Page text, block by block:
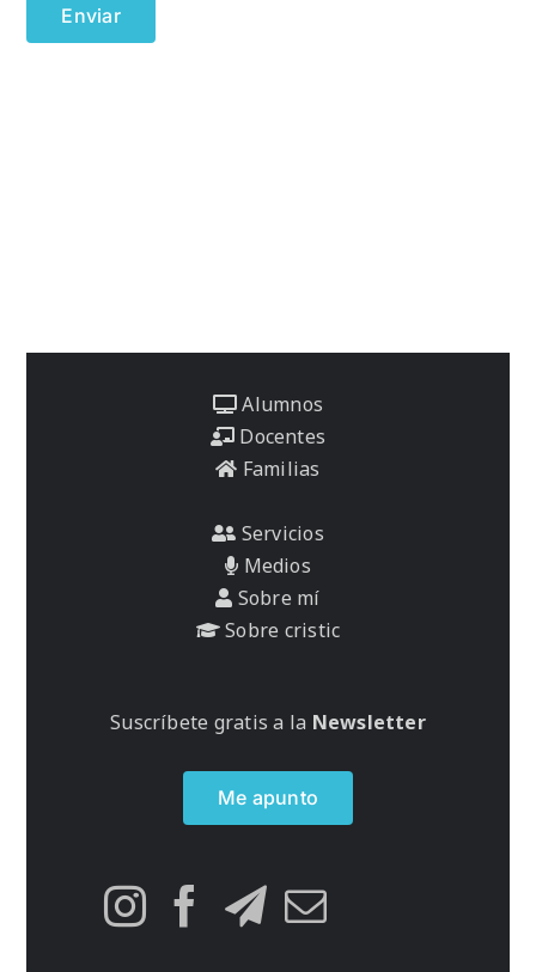
Alumnos
Docentes
Familias
Servicios
Medios
Sobre mí
Sobre cristic
Suscríbete gratis a la Newsletter
Me apunto